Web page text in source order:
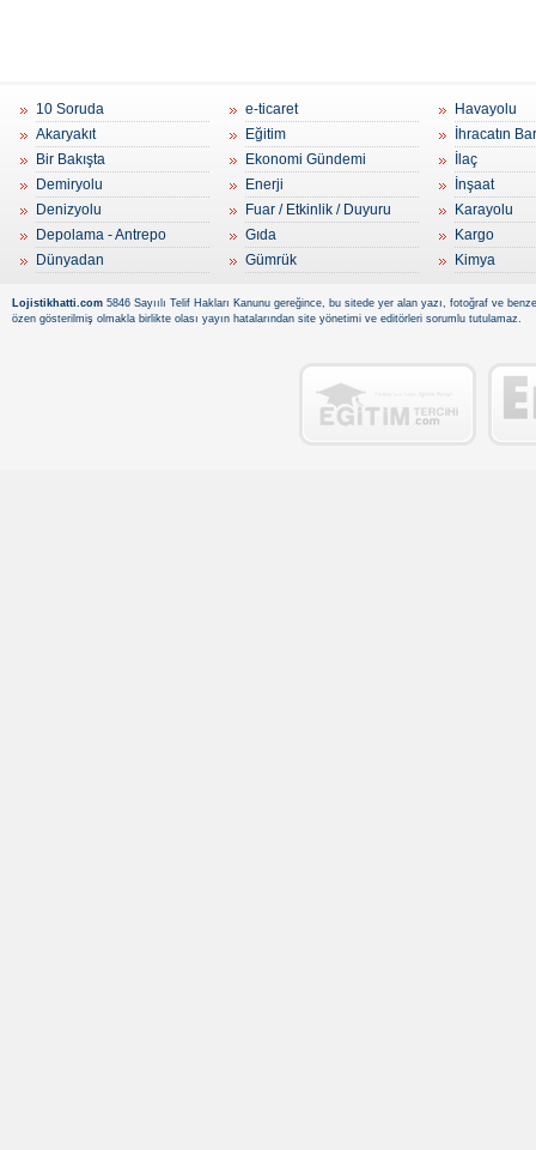
10 Soruda
Akaryakıt
Bir Bakışta
Demiryolu
Denizyolu
Depolama - Antrepo
Dünyadan
e-ticaret
Eğitim
Ekonomi Gündemi
Enerji
Fuar / Etkinlik / Duyuru
Gıda
Gümrük
Havayolu
İhracatın
İlaç
İnşaat
Karayolu
Kargo
Kimya
Lojistikhatti.com 5846 Sayıılı Telif Hakları Kanunu gereğince, bu sitede yer alan yazı, fotoğraf ve
özen gösterilmiş olmakla birlikte olası yayın hatalarından site yönetimi ve editörleri sorumlu tutulamaz.